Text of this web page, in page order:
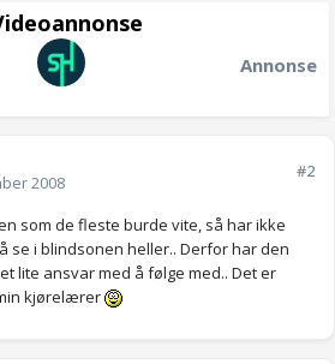
Annonse
2008
#2
som de fleste burde vite, så har ikke
se i blindsonen heller.. Derfor har den
lite ansvar med å følge med.. Det er
kjørelærer